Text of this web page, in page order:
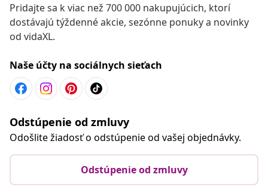
Pridajte sa k viac než 700 000 nakupujúcich, ktorí
dostávajú týždenné akcie, sezónne ponuky a novinky
od vidaXL.
Naše účty na sociálnych sieťach
Odstúpenie od zmluvy
Odošlite žiadosť o odstúpenie od vašej objednávky.
Odstúpenie od zmluvy